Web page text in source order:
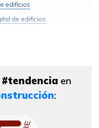
edificios
de edificios
#tendenciaen
: